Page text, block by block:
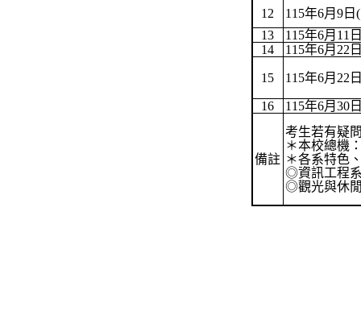
12
115年6月 9日 (
13
115年6月 11
14
115年6月 22
15 115年6月 22
16 115年6月 30
備註
考生若有疑
＊本校總機
＊各系特色
◎資訊工程
◎觀光與休